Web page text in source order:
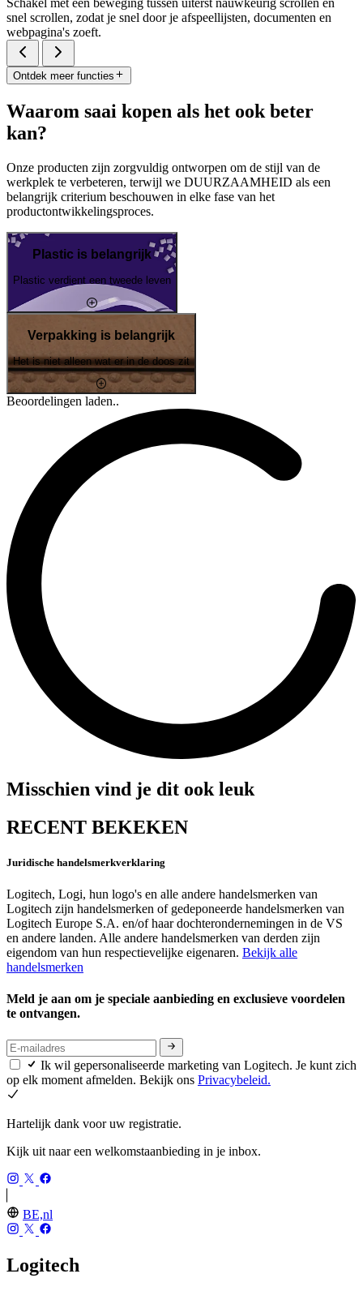
Schakel met één beweging tussen uiterst nauwkeurig scrollen en
snel scrollen, zodat je snel door je afspeellijsten, documenten en
webpagina's zoeft.
Ontdek meer functies
Waarom saai kopen als het ook beter
kan?
Onze producten zijn zorgvuldig ontworpen om de stijl van de
werkplek te verbeteren, terwijl we DUURZAAMHEID als een
belangrijk criterium beschouwen in elke fase van het
productontwikkelingsproces.
Plastic is belangrijk
Plastic verdient een tweede leven
Verpakking is belangrijk
Het is niet alleen wat er in de doos zit
Beoordelingen laden..
Misschien vind je dit ook leuk
RECENT BEKEKEN
Juridische handelsmerkverklaring
Logitech, Logi, hun logo's en alle andere handelsmerken van
Logitech zijn handelsmerken of gedeponeerde handelsmerken van
Logitech Europe S.A. en/of haar dochterondernemingen in de VS
en andere landen. Alle andere handelsmerken van derden zijn
eigendom van hun respectievelijke eigenaren. Bekijk alle
handelsmerken
Meld je aan om je speciale aanbieding en exclusieve voordelen
te ontvangen.
Ik wil gepersonaliseerde marketing van Logitech. Je kunt zich
op elk moment afmelden. Bekijk ons Privacybeleid.
Hartelijk dank voor uw registratie.
Kijk uit naar een welkomstaanbieding in je inbox.
BE,nl
Logitech